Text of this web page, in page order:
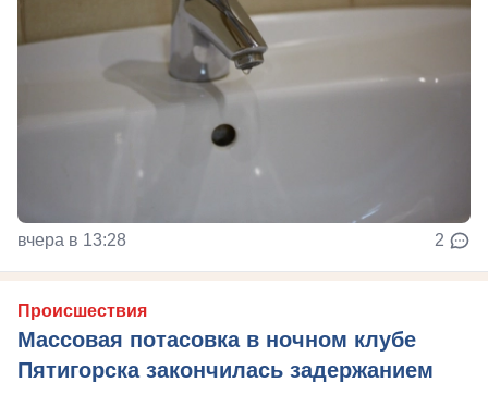
вчера в 13:28 2
Происшествия
Массовая потасовка в ночном клубе
Пятигорска закончилась задержанием